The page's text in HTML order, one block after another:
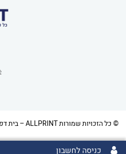
כניסה לחשבון
© כל הזכויות שמורות ALLPRINT – בית דפוס דיגיטלי